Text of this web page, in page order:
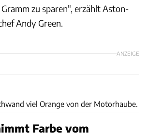
zu sparen", erzählt Aston-
Andy Green.
ANZEIGE
viel Orange von der Motorhaube.
Farbe vom